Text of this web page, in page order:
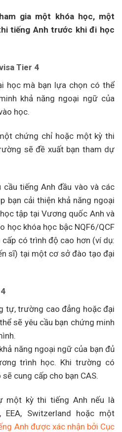
gia một khóa học, một
tiếng Anh trước khi đi học
Tier 4
học mà bạn lựa chọn có thể
khả năng ngoại ngữ của
học.
chứng chỉ hoặc một kỳ thi
sẽ đề xuất bạn tham dự
tiếng Anh đầu vào và các
bạn cải thiện khả năng ngoại
tập tại Vương quốc Anh và
học khóa học bậc NQF6/QCF
có trình độ cao hơn (ví dụ:
sĩ) tại một cơ sở đào tạo đại
tự, trường cao đẳng hoặc đại
sẽ yêu cầu bạn chứng minh
năng ngoại ngữ của bạn đủ
trình học. Khi trường có
cung cấp cho bạn CAS.
một kỳ thi tiếng Anh nếu là
Switzerland hoặc một
Anh được xác nhận bởi Cục